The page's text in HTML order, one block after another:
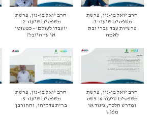
הרב יואל בן-נון, פרשת
משפטים שיעור 2:
'ועבדו לעולם' – כפשוטו
או עד היובל?
הרב יואל בן-נון, פרשת
משפטים שיעור 3:
פרשיות עבד עברי ובת
לאמה
הרב יואל בן-נון, פרשת
משפטים שיעור 5:
ברית צדקיהו, והחורבן
הרב יואל בן-נון, פרשת
משפטים שיעור 6: פשט
ומדרש הלכה, ניגוד או
מפגש